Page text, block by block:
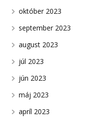
október 2023
september 2023
august 2023
júl 2023
jún 2023
máj 2023
apríl 2023